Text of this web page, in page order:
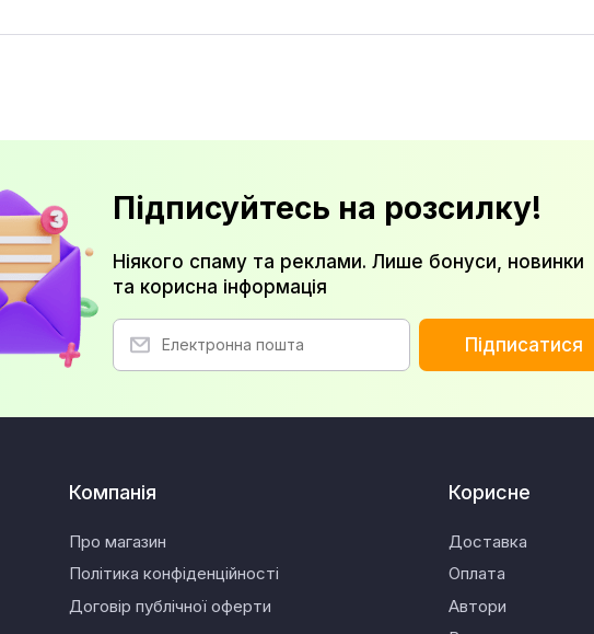
Підписуйтесь на розсилку!
Ніякого спаму та реклами. Лише бонуси, новинки
та корисна інформація
Підписатися
Компанія
Про магазин
Політика конфіденційності
Договір публічної оферти
Корисне
Доставка
Оплата
Автори